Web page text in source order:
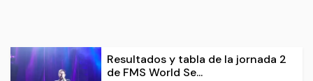
Resultados y tabla de la jornada 2
de FMS World Se...